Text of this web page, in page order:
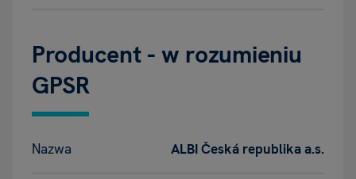
Producent - w rozumieniu
GPSR
Nazwa ALBI Česká republika a.s.